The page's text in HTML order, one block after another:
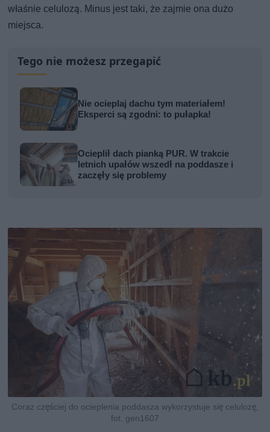
właśnie celulozą. Minus jest taki, że zajmie ona dużo
miejsca.
Tego nie możesz przegapić
Nie ocieplaj dachu tym materiałem!
Eksperci są zgodni: to pułapka!
Ocieplił dach pianką PUR. W trakcie
letnich upałów wszedł na poddasze i
zaczęły się problemy
Coraz częściej do ocieplenia poddasza wykorzystuje się celulozę,
fot. gen1607